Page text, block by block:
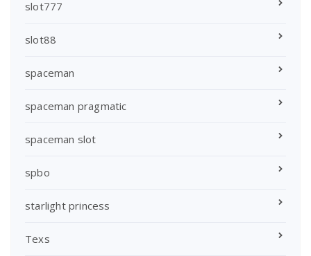
slot777
slot88
spaceman
spaceman pragmatic
spaceman slot
spbo
starlight princess
Texs